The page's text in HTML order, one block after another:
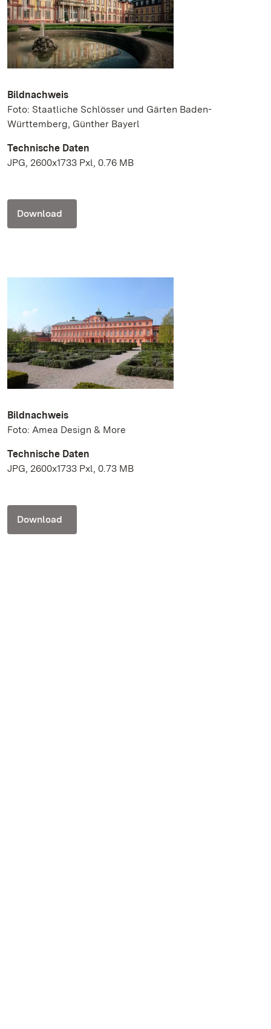
Bildnachweis
Foto: Staatliche Schlösser und Gärten Baden-
Württemberg, Günther Bayerl
Technische Daten
JPG, 2600x1733 Pxl, 0.76 MB
Download
Bildnachweis
Foto: Amea Design & More
Technische Daten
JPG, 2600x1733 Pxl, 0.73 MB
Download